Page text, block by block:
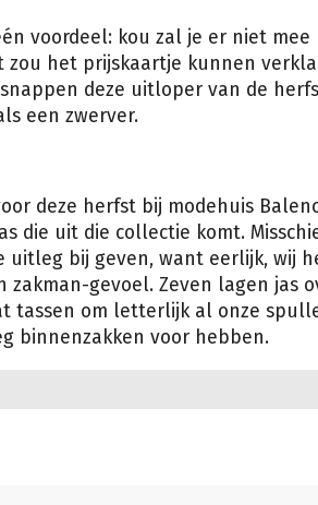
voordeel: kou zal je er niet
zou het prijskaartje kunnen
snappen deze uitloper van de
een zwerver.
deze herfst bij modehuis
die uit die collectie komt.
uitleg bij geven, want eerlijk, wij
gevoel. Zeven lagen jas
tassen om letterlijk al onze
binnenzakken voor hebben.